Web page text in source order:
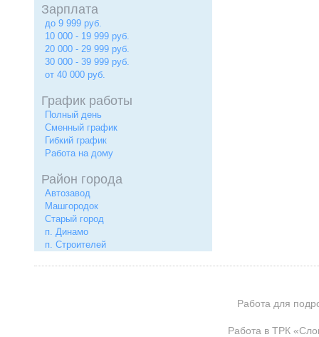
Зарплата
до 9 999 руб.
10 000 - 19 999 руб.
20 000 - 29 999 руб.
30 000 - 39 999 руб.
от 40 000 руб.
График работы
Полный день
Сменный график
Гибкий график
Работа на дому
Район города
Автозавод
Машгородок
Старый город
п. Динамо
п. Строителей
Работа для
Работа в ТРК